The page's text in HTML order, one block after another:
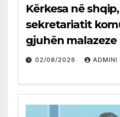
Kërkesa në
sekretariatit
gjuhën malazeze
02/08/2026 ADMINI